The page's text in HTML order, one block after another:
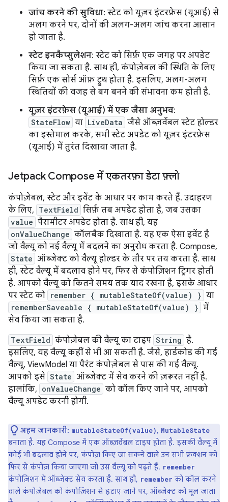
जांच करने की सुविधा: स्टेट को यूज़र इंटरफ़ेस (यूआई) से
अलग करने पर, दोनों की अलग-अलग जांच करना आसान
हो जाता है.
स्टेट इनकैप्सुलेशन: स्टेट को सिर्फ़ एक जगह पर अपडेट
किया जा सकता है. साथ ही, कंपोज़ेबल की स्थिति के लिए
सिर्फ़ एक सोर्स ऑफ़ ट्रुथ होता है. इसलिए, अलग-अलग
स्थितियों की वजह से बग बनने की संभावना कम होती है.
यूज़र इंटरफ़ेस (यूआई) में एक जैसा अनुभव:
StateFlow या LiveData जैसे ऑब्ज़र्वेबल स्टेट होल्डर
का इस्तेमाल करके, सभी स्टेट अपडेट को यूज़र इंटरफ़ेस
(यूआई) में तुरंत दिखाया जाता है.
Jetpack Compose में एकतरफ़ा डेटा फ़्लो
कंपोज़ेबल, स्टेट और इवेंट के आधार पर काम करते हैं. उदाहरण
के लिए, TextField सिर्फ़ तब अपडेट होता है, जब उसका
value पैरामीटर अपडेट होता है. साथ ही, यह
onValueChange कॉलबैक दिखाता है. यह एक ऐसा इवेंट है
जो वैल्यू को नई वैल्यू में बदलने का अनुरोध करता है. Compose,
State ऑब्जेक्ट को वैल्यू होल्डर के तौर पर तय करता है. साथ
ही, स्टेट वैल्यू में बदलाव होने पर, फिर से कंपोज़िशन ट्रिगर होती
है. आपको वैल्यू को कितने समय तक याद रखना है, इसके आधार
पर स्टेट को remember { mutableStateOf(value) } या
rememberSaveable { mutableStateOf(value) } में
सेव किया जा सकता है.
TextField कंपोज़ेबल की वैल्यू का टाइप String है.
इसलिए, यह वैल्यू कहीं से भी आ सकती है. जैसे, हार्डकोड की गई
वैल्यू, ViewModel या पैरंट कंपोज़ेबल से पास की गई वैल्यू.
आपको इसे State ऑब्जेक्ट में सेव करने की ज़रूरत नहीं है.
हालांकि, onValueChange को कॉल किए जाने पर, आपको
वैल्यू अपडेट करनी होगी.
अहम जानकारी: mutableStateOf(value), MutableState
बनाता है. यह Compose में एक ऑब्ज़र्वेबल टाइप होता है. इसकी वैल्यू में
कोई भी बदलाव होने पर, कंपोज़ किए जा सकने वाले उन सभी फ़ंक्शन को
फिर से कंपोज़ किया जाएगा जो उस वैल्यू को पढ़ते हैं. remember
कंपोज़िशन में ऑब्जेक्ट सेव करता है. साथ ही, remember को कॉल करने
वाले कंपोज़ेबल को कंपोज़िशन से हटाए जाने पर, ऑब्जेक्ट को भूल जाता